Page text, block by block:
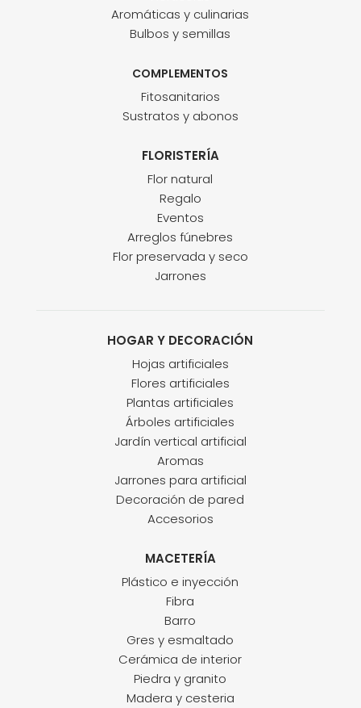
Aromáticas y culinarias
Bulbos y semillas
COMPLEMENTOS
Fitosanitarios
Sustratos y abonos
FLORISTERÍA
Flor natural
Regalo
Eventos
Arreglos fúnebres
Flor preservada y seco
Jarrones
HOGAR Y DECORACIÓN
Hojas artificiales
Flores artificiales
Plantas artificiales
Árboles artificiales
Jardín vertical artificial
Aromas
Jarrones para artificial
Decoración de pared
Accesorios
MACETERÍA
Plástico e inyección
Fibra
Barro
Gres y esmaltado
Cerámica de interior
Piedra y granito
Madera y cesteria